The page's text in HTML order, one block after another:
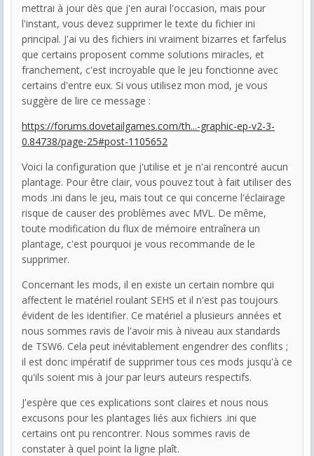
mettrai à jour dès que j'en aurai l'occasion, mais pour
l'instant, vous devez supprimer le texte du fichier ini
principal. J'ai vu des fichiers ini vraiment bizarres et farfelus
que certains proposent comme solutions miracles, et
franchement, c'est incroyable que le jeu fonctionne avec
certains d'entre eux. Si vous utilisez mon mod, je vous
suggère de lire ce message :
https://forums.dovetailgames.com/th...-graphic-ep-v2-3-
0.84738/page-25#post-1105652
Voici la configuration que j'utilise et je n'ai rencontré aucun
plantage. Pour être clair, vous pouvez tout à fait utiliser des
mods .ini dans le jeu, mais tout ce qui concerne l'éclairage
risque de causer des problèmes avec MVL. De même,
toute modification du flux de mémoire entraînera un
plantage, c'est pourquoi je vous recommande de le
supprimer.
Concernant les mods, il en existe un certain nombre qui
affectent le matériel roulant SEHS et il n'est pas toujours
évident de les identifier. Ce matériel a plusieurs années et
nous sommes ravis de l'avoir mis à niveau aux standards
de TSW6. Cela peut inévitablement engendrer des conflits ;
il est donc impératif de supprimer tous ces mods jusqu'à ce
qu'ils soient mis à jour par leurs auteurs respectifs.
J'espère que ces explications sont claires et nous nous
excusons pour les plantages liés aux fichiers .ini que
certains ont pu rencontrer. Nous sommes ravis de
constater à quel point la ligne plaît.